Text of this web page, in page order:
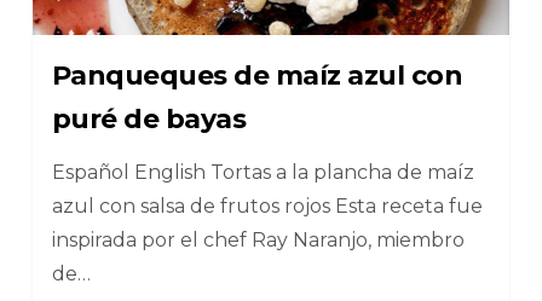
Panqueques de maíz azul con
puré de bayas
Español English Tortas a la plancha de maíz
azul con salsa de frutos rojos Esta receta fue
inspirada por el chef Ray Naranjo, miembro
de…